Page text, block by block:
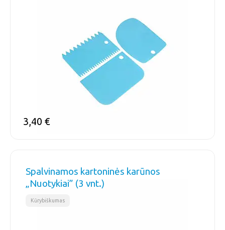
3,40 €
Spalvinamos kartoninės karūnos
„Nuotykiai” (3 vnt.)
Kūrybiškumas